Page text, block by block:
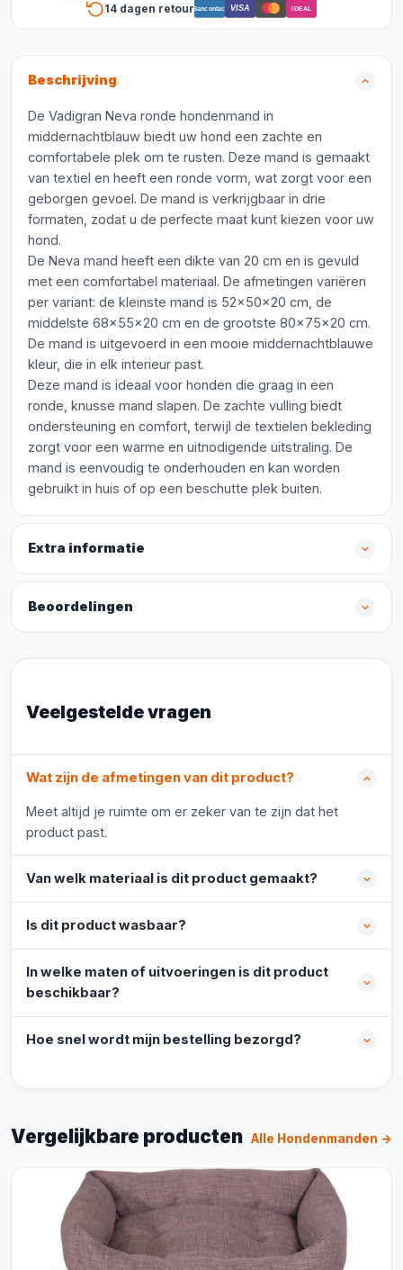
14 dagen retourBancontact VISA iDEAL
Beschrijving
De Vadigran Neva ronde hondenmand in
middernachtblauw biedt uw hond een zachte en
comfortabele plek om te rusten. Deze mand is gemaakt
van textiel en heeft een ronde vorm, wat zorgt voor een
geborgen gevoel. De mand is verkrijgbaar in drie
formaten, zodat u de perfecte maat kunt kiezen voor uw
hond.
De Neva mand heeft een dikte van 20 cm en is gevuld
met een comfortabel materiaal. De afmetingen variëren
per variant: de kleinste mand is 52x50x20 cm, de
middelste 68x55x20 cm en de grootste 80x75x20 cm.
De mand is uitgevoerd in een mooie middernachtblauwe
kleur, die in elk interieur past.
Deze mand is ideaal voor honden die graag in een
ronde, knusse mand slapen. De zachte vulling biedt
ondersteuning en comfort, terwijl de textielen bekleding
zorgt voor een warme en uitnodigende uitstraling. De
mand is eenvoudig te onderhouden en kan worden
gebruikt in huis of op een beschutte plek buiten.
Extra informatie
Beoordelingen
Veelgestelde vragen
Wat zijn de afmetingen van dit product?
Meet altijd je ruimte om er zeker van te zijn dat het
product past.
Van welk materiaal is dit product gemaakt?
Is dit product wasbaar?
In welke maten of uitvoeringen is dit product
beschikbaar?
Hoe snel wordt mijn bestelling bezorgd?
Vergelijkbare producten Alle Hondenmanden →